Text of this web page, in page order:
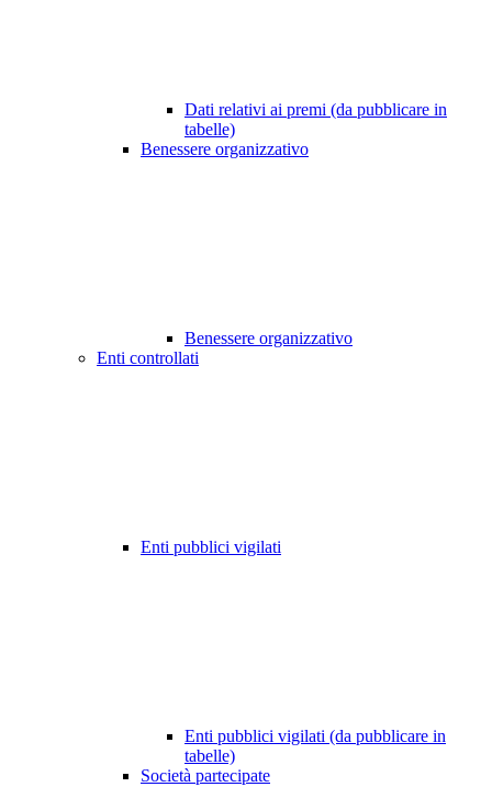
Dati relativi ai premi (da pubblicare in
tabelle)
Benessere organizzativo
Benessere organizzativo
Enti controllati
Enti pubblici vigilati
Enti pubblici vigilati (da pubblicare in
tabelle)
Società partecipate